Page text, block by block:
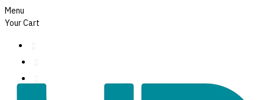
Menu
Your Cart